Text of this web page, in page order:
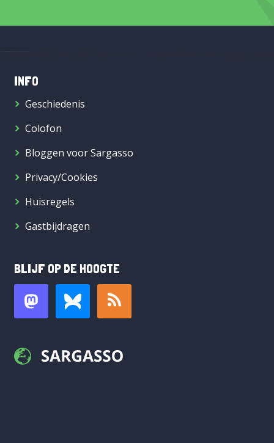
INFO
Geschiedenis
Colofon
Bloggen voor Sargasso
Privacy/Cookies
Huisregels
Gastbijdragen
BLIJF OP DE HOOGTE